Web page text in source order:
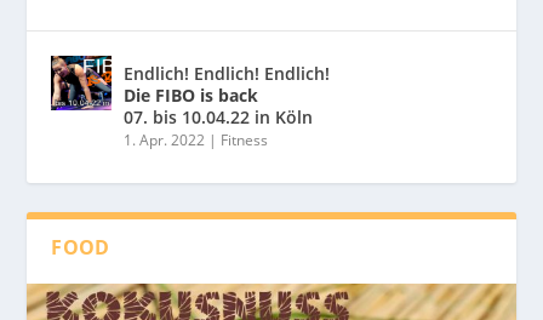
Endlich! Endlich! Endlich!
Die FIBO is back
07. bis 10.04.22 in Köln
1. Apr. 2022 | Fitness
FOOD